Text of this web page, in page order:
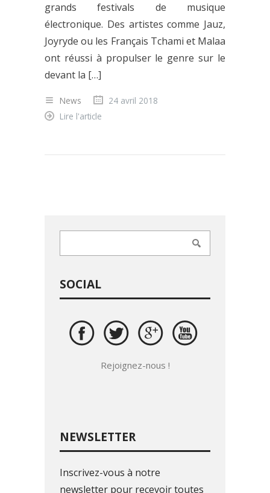
grands festivals de musique
électronique. Des artistes comme Jauz,
Joyryde ou les Français Tchami et Malaa
ont réussi à propulser le genre sur le
devant la […]
News
24 avril 2018
Lire l'article
SOCIAL
Rejoignez-nous !
NEWSLETTER
Inscrivez-vous à notre
newsletter pour recevoir toutes